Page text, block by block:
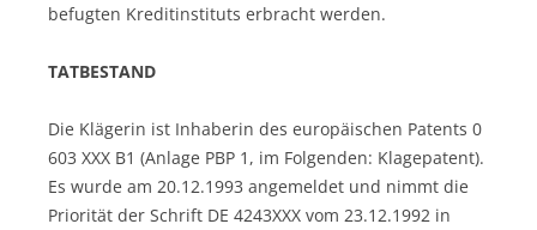
befugten Kreditinstituts erbracht werden.
TATBESTAND
Die Klägerin ist Inhaberin des europäischen Patents 0
603 XXX B1 (Anlage PBP 1, im Folgenden: Klagepatent).
Es wurde am 20.12.1993 angemeldet und nimmt die
Priorität der Schrift DE 4243XXX vom 23.12.1992 in